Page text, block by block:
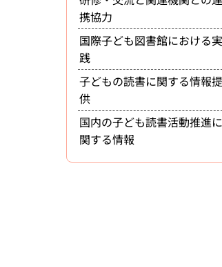
携協力
国際子ども図書館における実
践
子どもの読書に関する情報提
供
国内の子ども読書活動推進に
関する情報